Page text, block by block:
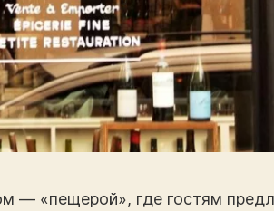
— «пещерой», где гостям